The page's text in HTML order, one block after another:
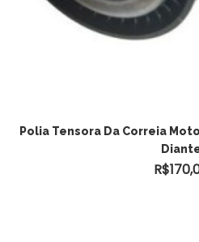
Polia Tensora Da Correia
R$